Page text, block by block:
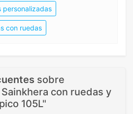
personalizadas
con ruedas
sobre
con ruedas y
105L"